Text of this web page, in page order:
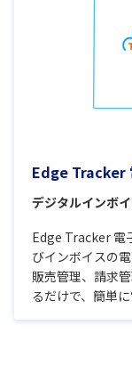
Edge Tracker
デジタルインボ
Edge Tracker 電
びインボイスの
販売管理、請求
るだけで、簡単